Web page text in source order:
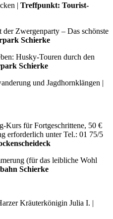
| Treffpunkt: Tourist-
Zwergenparty – Das schönste
Schierke
Husky-Touren durch den
Schierke
und Jagdhornklängen |
Kurs für Fortgeschrittene, 50 €
erforderlich unter Tel.: 01 75/5
(für das leibliche Wohl
Schierke
Kräuterkönigin Julia I. |